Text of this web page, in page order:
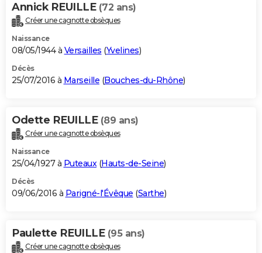
Annick REUILLE (72 ans)
Créer une cagnotte obsèques
Naissance
08/05/1944 à Versailles (Yvelines)
Décès
25/07/2016 à Marseille (Bouches-du-Rhône)
Odette REUILLE (89 ans)
Créer une cagnotte obsèques
Naissance
25/04/1927 à Puteaux(Hauts-de-Seine)
Décès
09/06/2016 à Parigné-l'Évêque (Sarthe)
Paulette REUILLE (95 ans)
Créer une cagnotte obsèques